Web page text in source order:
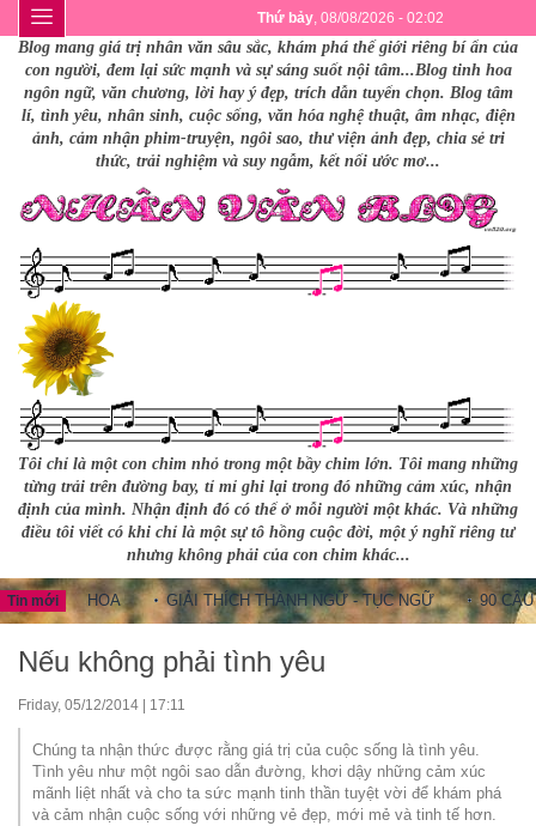
Thứ bảy, 08/08/2026 - 02:02
Blog mang giá trị nhân văn sâu sắc, khám phá thế giới riêng bí ẩn của
con người, đem lại sức mạnh và sự sáng suốt nội tâm...Blog tinh hoa
ngôn ngữ, văn chương, lời hay ý đẹp, trích dẫn tuyển chọn. Blog tâm
lí, tình yêu, nhân sinh, cuộc sống, văn hóa nghệ thuật, âm nhạc, điện
ảnh, cảm nhận phim-truyện, ngôi sao, thư viện ảnh đẹp, chia sẻ tri
thức, trải nghiệm và suy ngẫm, kết nối ước mơ...
Tôi chỉ là một con chim nhỏ trong một bầy chim lớn. Tôi mang những
từng trải trên đường bay, tỉ mỉ ghi lại trong đó những cảm xúc, nhận
định của mình. Nhận định đó có thể ở mỗi người một khác. Và những
điều tôi viết có khi chỉ là một sự tô hồng cuộc đời, một ý nghĩ riêng tư
nhưng không phải của con chim khác...
Tin mới
HOA GIẢI THÍCH THÀNH NGỮ - TỤC NGỮ 90 CÂU
Nếu không phải tình yêu
Friday, 05/12/2014 | 17:11
Chúng ta nhận thức được rằng giá trị của cuộc sống là tình yêu.
Tình yêu như một ngôi sao dẫn đường, khơi dậy những cảm xúc
mãnh liệt nhất và cho ta sức mạnh tinh thần tuyệt vời để khám phá
và cảm nhận cuộc sống với những vẻ đẹp, mới mẻ và tinh tế hơn.